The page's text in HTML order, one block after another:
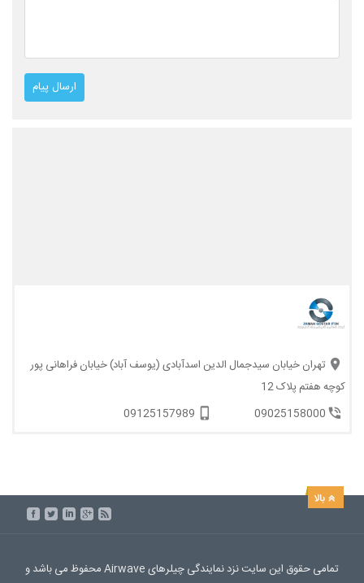
تهران خیابان سیدجمال الدین اسدآبادی (یوسف آباد) خیابان فراهانی پور
کوچه هفتم پلاک 12
09025158000
09125157989
تمامی حقوق این سایت نزد نمایندگی چیلرهای Airwave محفوظ می باشد و